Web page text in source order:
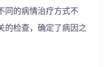
同的病情治疗方式不
的检查，确定了病因之